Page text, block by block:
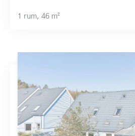
1 rum, 46 m²